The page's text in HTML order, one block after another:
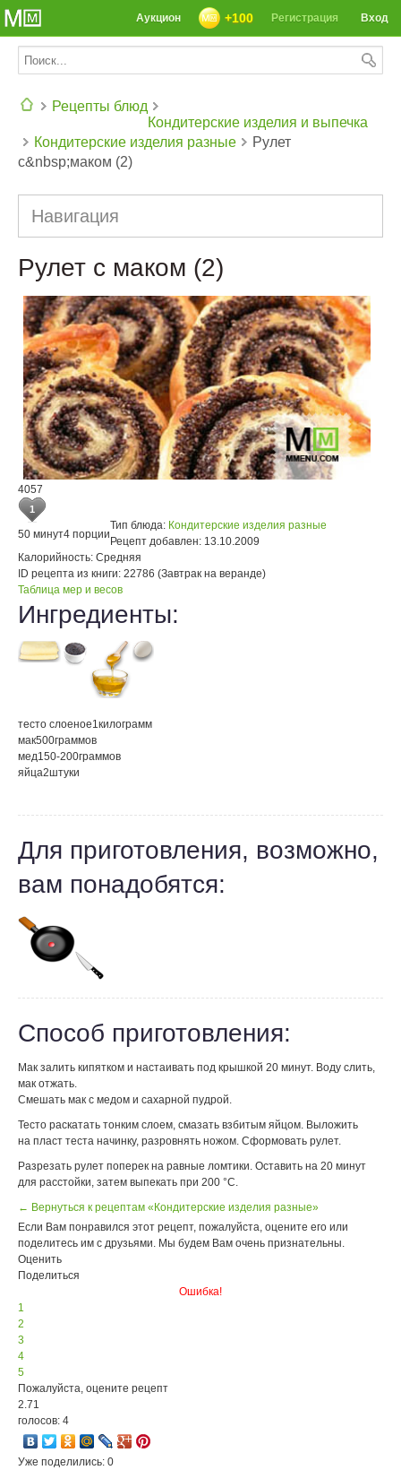
СЕГОДНЯ: 39142 РЕЦЕПТА
Вход
Регистрация
+100
Аукцион
Рецепты блюд
Кондитерские изделия и выпечка
Кондитерские изделия разные
Рулет
с&nbsp;маком (2)
Навигация
Рулет с маком (2)
4057
1
50 минут4 порции
Тип блюда: Кондитерские изделия разные
Рецепт добавлен: 13.10.2009
Калорийность: Средняя
ID рецепта из книги: 22786 (Завтрак на веранде)
Таблица мер и весов
Ингредиенты:
тесто слоеное1килограмм
мак500граммов
мед150-200граммов
яйца2штуки
Для приготовления, возможно,
вам понадобятся:
Способ приготовления:
Мак залить кипятком и настаивать под крышкой 20 минут. Воду слить,
мак отжать.
Смешать мак с медом и сахарной пудрой.
Тесто раскатать тонким слоем, смазать взбитым яйцом. Выложить
на пласт теста начинку, разровнять ножом. Сформовать рулет.
Разрезать рулет поперек на равные ломтики. Оставить на 20 минут
для расстойки, затем выпекать при 200 °С.
← Вернуться к рецептам «Кондитерские изделия разные»
Если Вам понравился этот рецепт, пожалуйста, оцените его или
поделитесь им с друзьями. Мы будем Вам очень признательны.
Оценить
Поделиться
Ошибка!
1
2
3
4
5
Пожалуйста, оцените рецепт
2.71
голосов: 4
Уже поделились: 0